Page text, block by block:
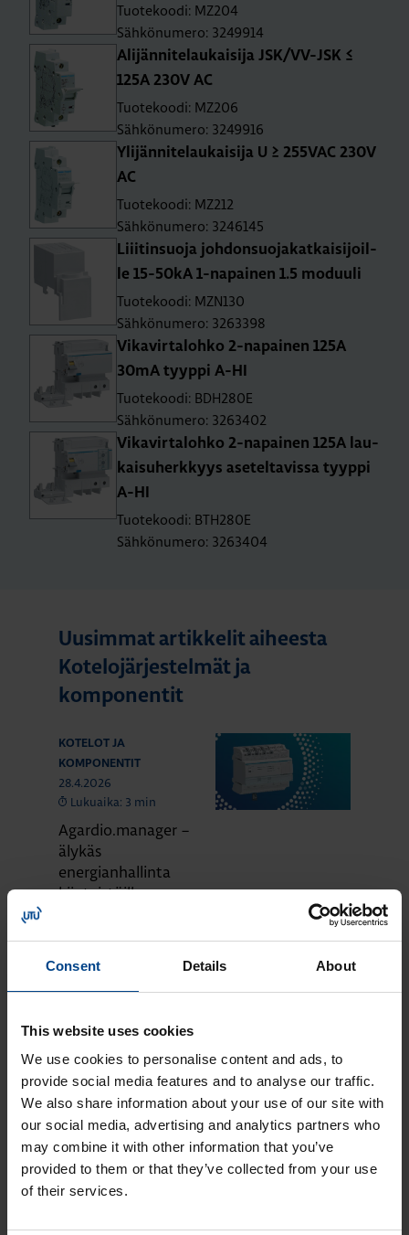
Consent Details About
This website uses cookies
We use cookies to personalise content and ads, to
provide social media features and to analyse our traffic.
We also share information about your use of our site with
our social media, advertising and analytics partners who
may combine it with other information that you’ve
provided to them or that they’ve collected from your use
of their services.
Tuotekoodi: MZ204
Sähkönumero: 3249914
Ali­jän­ni­te­lau­kai­si­ja JSK/VV-JSK ≤
125A 230V AC
Tuotekoodi: MZ206
Sähkönumero: 3249916
Yli­jän­ni­te­lau­kai­si­ja U ≥ 255­VAC 230V
AC
Tuotekoodi: MZ212
Sähkönumero: 3246145
Liii­tin­suo­ja joh­don­suo­ja­kat­kai­si­joil­
le 15-50­kA 1-na­pai­nen 1.5 mo­duu­li
Tuotekoodi: MZN130
Sähkönumero: 3263398
Vi­ka­vir­ta­loh­ko 2-na­pai­nen 125A
30mA tyyp­pi A-HI
Tuotekoodi: BDH280E
Sähkönumero: 3263402
Vi­ka­vir­ta­loh­ko 2-na­pai­nen 125A lau­
kai­su­herk­kyys ase­tel­ta­vis­sa tyyp­pi
A-HI
Tuotekoodi: BTH280E
Sähkönumero: 3263404
Uusimmat artikkelit aiheesta
Kotelojärjestelmät ja
komponentit
KOTELOT JA
KOMPONENTIT
28.4.2026
Lukuaika: 3 min
Agardio.manager –
älykäs
energianhallinta
kiinteistöille
Lukuaika: 5 min
palosuojausta
valokaarivikasuojalla
DATAKESKUSRATKAISUT
KOTELOT JA
KOMPONENTIT
10.4.2026
Lukuaika: 3 min
UUTUUS:
Joustavampaa